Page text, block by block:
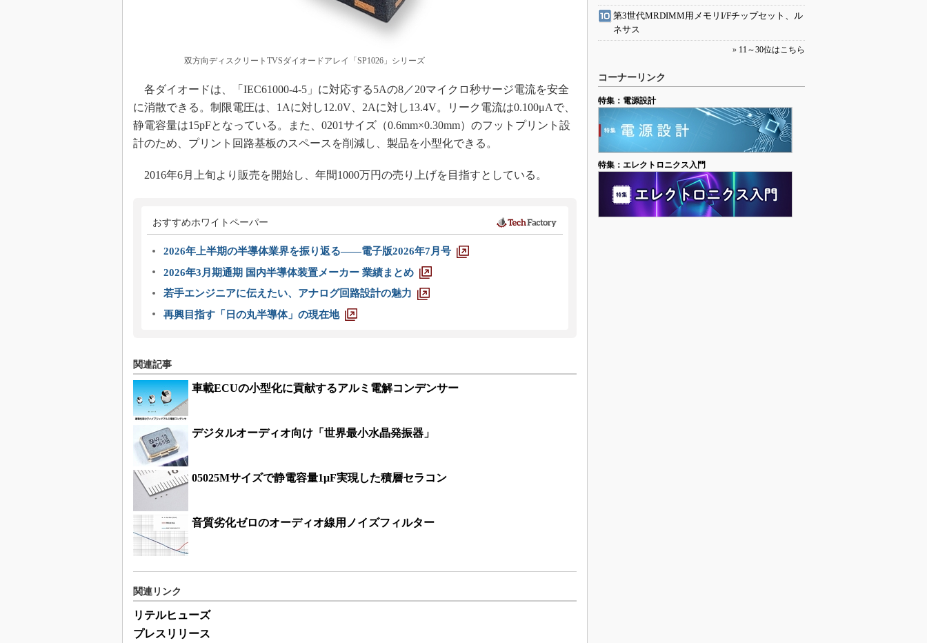
双方向ディスクリートTVSダイオードアレイ「SP1026」シリーズ
各ダイオードは、「IEC61000-4-5」に対応する5Aの8／20マイクロ秒サージ電流を安全
に消散できる。制限電圧は、1Aに対し12.0V、2Aに対し13.4V。リーク電流は0.100μAで、
静電容量は15pFとなっている。また、0201サイズ（0.6mm×0.30mm）のフットプリント設
計のため、プリント回路基板のスペースを削減し、製品を小型化できる。
2016年6月上旬より販売を開始し、年間1000万円の売り上げを目指すとしている。
おすすめホワイトペーパー
2026年上半期の半導体業界を振り返る――電子版2026年7月号
2026年3月期通期 国内半導体装置メーカー 業績まとめ
若手エンジニアに伝えたい、アナログ回路設計の魅力
再興目指す「日の丸半導体」の現在地
関連記事
車載ECUの小型化に貢献するアルミ電解コンデンサー
デジタルオーディオ向け「世界最小水晶発振器」
05025Mサイズで静電容量1μF実現した積層セラコン
音質劣化ゼロのオーディオ線用ノイズフィルター
関連リンク
リテルヒューズ
プレスリリース
第3世代MRDIMM用メモリI/Fチップセット、ル
ネサス
» 11～30位はこちら
コーナーリンク
特集：電源設計
特集：エレクトロニクス入門